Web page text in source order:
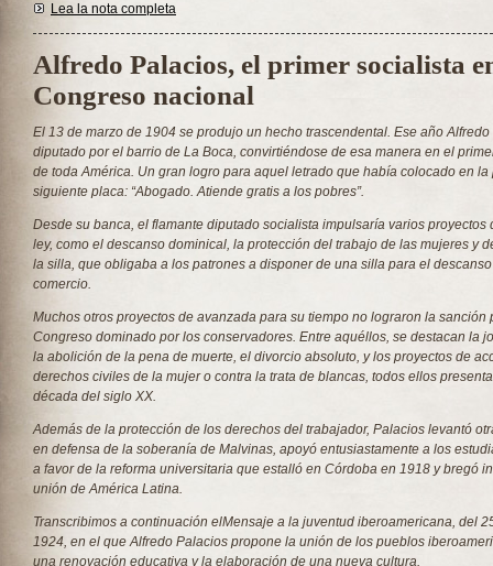
Lea la nota completa
Alfredo Palacios, el primer socialista
Congreso nacional
El 13 de marzo de 1904 se produjo un hecho trascendental. Ese año
diputado por el barrio de La Boca, convirtiéndose de esa manera en el
de toda América. Un gran logro para aquel letrado que había colocado en la
siguiente placa: “Abogado. Atiende gratis a los pobres”.
Desde su banca, el flamante diputado socialista impulsaría varios proyectos
ley, como el descanso dominical, la protección del trabajo de las mujeres y
la silla, que obligaba a los patrones a disponer de una silla para el
comercio.
Muchos otros proyectos de avanzada para su tiempo no lograron la sanción
Congreso dominado por los conservadores. Entre aquéllos, se destacan la
la abolición de la pena de muerte, el divorcio absoluto, y los proyectos de
derechos civiles de la mujer o contra la trata de blancas, todos ellos
década del siglo XX.
Además de la protección de los derechos del trabajador, Palacios levantó
en defensa de la soberanía de Malvinas, apoyó entusiastamente a los
a favor de la reforma universitaria que estalló en Córdoba en 1918 y bregó
unión de América Latina.
Transcribimos a continuación elMensaje a la juventud iberoamericana, del
1924, en el que Alfredo Palacios propone la unión de los pueblos
una renovación educativa y la elaboración de una nueva cultura.